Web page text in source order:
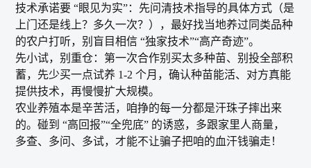
技术承诺要 “眼见为实”：先问清技术指导的具体方式（是
上门还是线上？多久一次？），最好找当地养过同类品种
的农户打听，别盲目相信 “独家技术”“高产奇迹”。​
先小试，别重仓：第一次合作别买太多种苗、别投全部积
蓄，先少买一点试养 1-2 个月，确认种苗能活、对方真能
提供技术，再慢慢扩大规模。​
农业养殖本是辛苦活，咱挣的每一分都是汗珠子摔出来
的。碰到 “高回报”“全兜底” 的诱惑，多跟家里人商量，
多查、多问、多试，才能不让骗子把咱的血汗钱骗走！